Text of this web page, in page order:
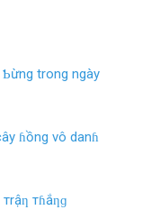
trong ngày
ɦồng vô danɦ
тɦắƞɡ